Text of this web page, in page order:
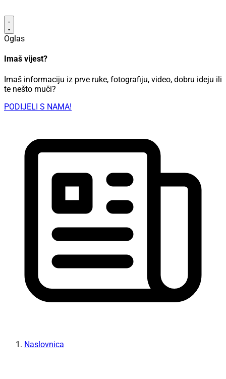
Oglas
Imaš vijest?
Imaš informaciju iz prve ruke, fotografiju, video, dobru ideju ili
te nešto muči?
PODIJELI S NAMA!
Naslovnica